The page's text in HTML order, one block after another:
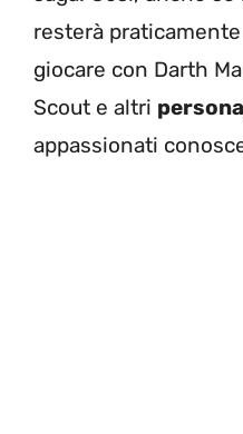
resterà
giocare con Darth
Scout e altri
appassionati